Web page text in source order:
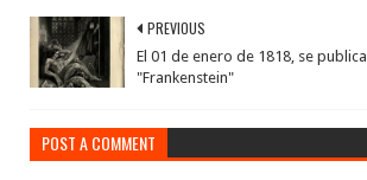
PREVIOUS
El 01 de enero de 1818, se publica
"Frankenstein"
POST A COMMENT